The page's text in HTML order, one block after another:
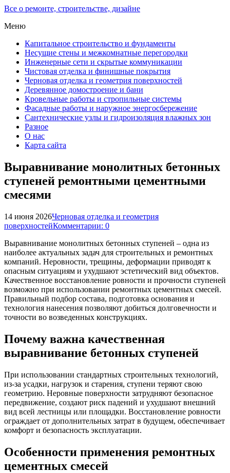
Все о ремонте, строительстве, дизайне
Меню
Капитальное строительство и фундаменты
Несущие стены и межкомнатные перегородки
Инженерные сети и скрытые коммуникации
Чистовая отделка и финишные покрытия
Черновая отделка и геометрия поверхностей
Деревянное домостроение и бани
Кровельные работы и стропильные системы
Фасадные работы и наружное энергосбережение
Сантехнические узлы и гидроизоляция влажных зон
Разное
О нас
Карта сайта
Выравнивание монолитных бетонных
ступеней ремонтными цементными
смесями
14 июня 2026Черновая отделка и геометрия
поверхностейКомментарии: 0
Выравнивание монолитных бетонных ступеней – одна из
наиболее актуальных задач для строительных и ремонтных
компаний. Неровности, трещины, деформации приводят к
опасным ситуациям и ухудшают эстетический вид объектов.
Качественное восстановление ровности и прочности ступеней
возможно при использовании ремонтных цементных смесей.
Правильный подбор состава, подготовка основания и
технология нанесения позволяют добиться долговечности и
точности во возведенных конструкциях.
Почему важна качественная
выравнивание бетонных ступеней
При использовании стандартных строительных технологий,
из-за усадки, нагрузок и старения, ступени теряют свою
геометрию. Неровные поверхности затрудняют безопасное
передвижение, создают риск падений и ухудшают внешний
вид всей лестницы или площадки. Восстановление ровности
ограждает от дополнительных затрат в будущем, обеспечивает
комфорт и безопасность эксплуатации.
Особенности применения ремонтных
цементных смесей